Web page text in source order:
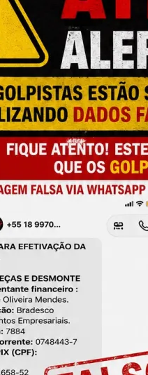
e qualidade
antes da compra
Tire suas dúvidas no